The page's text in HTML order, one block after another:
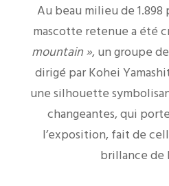
Au beau milieu de
mascotte retenue a été
mountain », un groupe
dirigé par Kohei
une silhouette
changeantes, qui
l’exposition, fait de
brillance de